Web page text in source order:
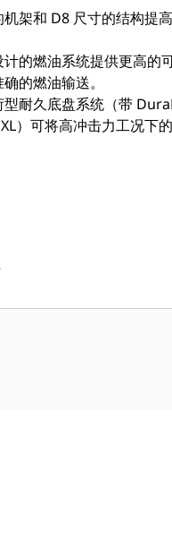
包括在机器的主
边坡和上坡/下坡的坡度
员进行坡面作业。
选项（ARO，
Option）为代理商安装带
Grade、Accugrade、
控制系统提供布线和安装预
机架和 D8 尺寸的结构提
计的燃油系统提供更高的
的燃油输送。
型耐久底盘系统（带
）可将高冲击力工况下